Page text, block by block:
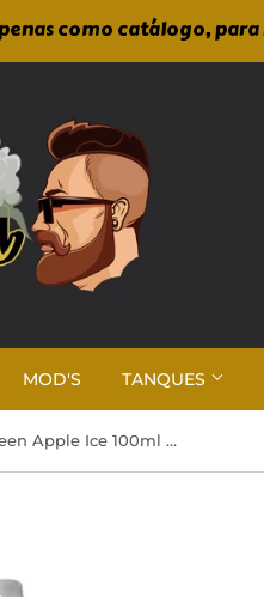
como catálogo,
MOD'S TANQUES
Frio Fruta - Green Apple Ice 100ml Shortfill